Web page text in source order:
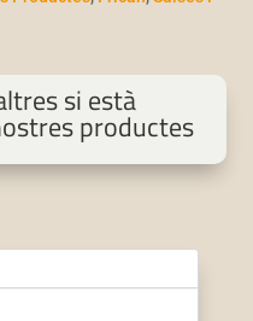
si està
productes